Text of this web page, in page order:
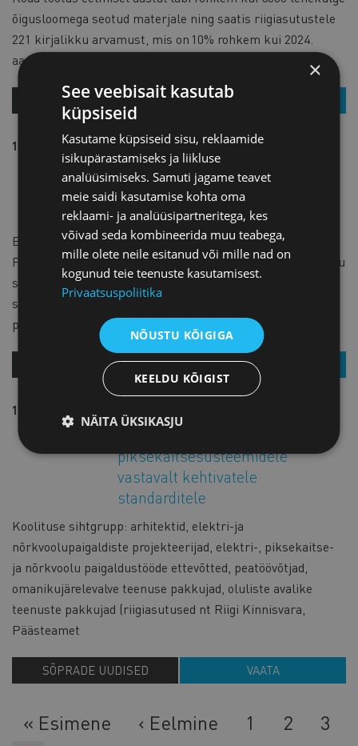
õigusloomega seotud materjale ning saatis riigiasutustele
221 kirjalikku arvamust, mis on 10% rohkem kui 2024.
aastal ja
MEIE UUDISED
14.01.2026 MEIE UUDISED
Euroopa Liidu prioriteetsed
seadusandlikud ettepanekud
2026
Eelmise aasta lõpul leppisid Euroopa Komisjoni, Euroopa
Parlamendi ja EL nõukogu presidendid kokku Euroopa Liidu
seadusandlikes prioriteetides 2026 aastaks, allkirjastades
sellekohase ühisdeklaratsiooni. Ühisdeklaratsioon seab
prioriteediks
MEIE UUDISED VAATA
13.01.2026
Nõuded ehitiste
piksekaitsesüsteemidele
vastavalt kehtivatele
standarditele
Koolituse sihtgrupp: arhitektid, elektri-ja
nõrkvoolupaigaldiste projekteerijad, elektri-, piksekaitse-
ja nõrkvoolu paigaldustööde ettevõtted, peatöövõtjad,
omanikujärelevalve teenuse pakkujad, oluliste avalike
teenuste pakkujad (riigiasutused nt Riigi Kinnisvara,
Päästeamet
SÕPRADE UUDISED VAATA
Esimene
« Esimene
Eelmine
‹ Eelmine Lehekülg
1 2
3
×
See veebisait kasutab
küpsiseid
Kasutame küpsiseid sisu, reklaamide
isikupärastamiseks ja liikluse
analüüsimiseks. Samuti jagame teavet
meie saidi kasutamise kohta oma
reklaami- ja analüüsipartneritega, kes
võivad seda kombineerida muu teabega,
mille olete neile esitanud või mille nad on
kogunud teie teenuste kasutamisest.
Privaatsuspoliitika
NÕUSTU KÕIGIGA
KEELDU KÕIGIST
NÄITA ÜKSIKASJU